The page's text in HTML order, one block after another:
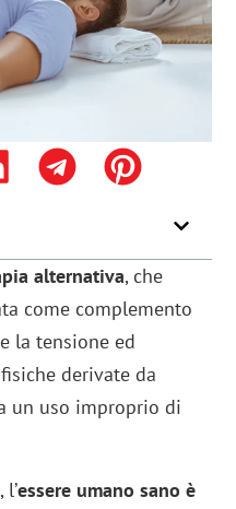
alternativa, che
come complemento
la tensione ed
derivate da
un uso improprio di
essere umano sano è